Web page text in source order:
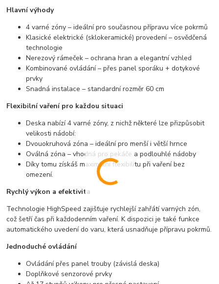
Hlavní výhody
4 varné zóny – ideální pro současnou přípravu více pokrmů
Klasické elektrické (sklokeramické) provedení – osvědčená
technologie
Nerezový rámeček – ochrana hran a elegantní vzhled
Kombinované ovládání – přes panel sporáku + dotykové
prvky
Snadná instalace – standardní rozměr 60 cm
Flexibilní vaření pro každou situaci
Deska nabízí 4 varné zóny, z nichž některé lze přizpůsobit
velikosti nádobí:
Dvouokruhová zóna – ideální pro menší i větší hrnce
Oválná zóna – vhodná pro pekáče a podlouhlé nádoby
Díky tomu získáš maximální flexibilitu při vaření bez
omezení.
Rychlý výkon a efektivita
Technologie HighSpeed zajišťuje rychlejší zahřátí varných zón,
což šetří čas při každodenním vaření. K dispozici je také funkce
automatického uvedení do varu, která usnadňuje přípravu pokrmů.
Jednoduché ovládání
Ovládání přes panel trouby (závislá deska)
Doplňkové senzorové prvky